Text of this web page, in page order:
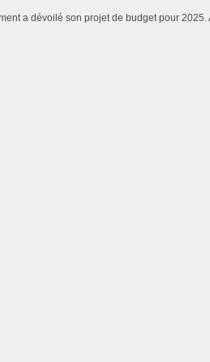
a dévoilé son projet de budget pour